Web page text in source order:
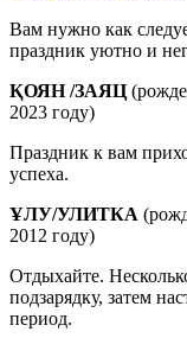
Вам нужно как
праздник уютно и
ҚОЯН/ЗАЯЦ
2023 году)
Праздник к вам
успеха.
ҰЛУ/УЛИТКА
2012 году)
Отдыхайте.
подзарядку, затем
период.